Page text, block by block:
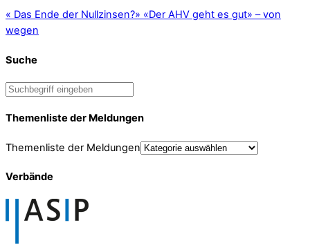
« Das Ende der Nullzinsen?» «Der AHV geht es gut» – von
wegen
Suche
Themenliste der Meldungen
Themenliste der Meldungen
Verbände